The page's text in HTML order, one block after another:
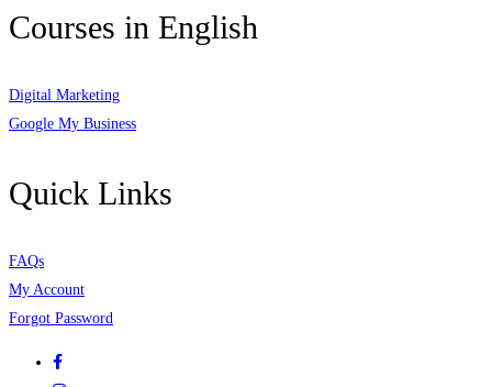
Courses in English
Digital Marketing
Google My Business
Quick Links
FAQs
My Account
Forgot Password